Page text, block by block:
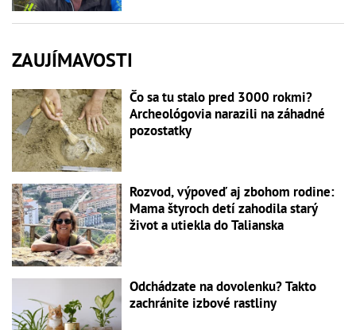
ZAUJÍMAVOSTI
Čo sa tu stalo pred 3000 rokmi?
Archeológovia narazili na záhadné
pozostatky
Rozvod, výpoveď aj zbohom rodine:
Mama štyroch detí zahodila starý
život a utiekla do Talianska
Odchádzate na dovolenku? Takto
zachránite izbové rastliny